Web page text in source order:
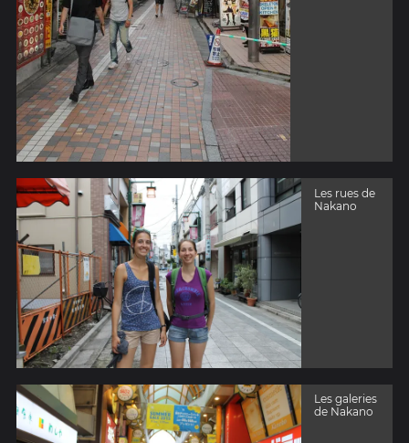
Les rues de
Nakano
Les galeries
de Nakano